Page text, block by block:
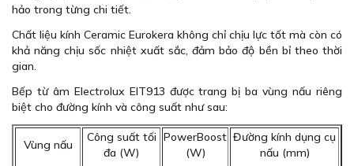
hảo trong từng chi tiết.
Chất liệu kính Ceramic Eurokera không chỉ chịu lực tốt mà còn có
khả năng chịu sốc nhiệt xuất sắc, đảm bảo độ bền bỉ theo thời
gian.
Bếp từ âm Electrolux EIT913 được trang bị ba vùng nấu riêng
biệt cho đường kính và công suất như sau:
Vùng nấu
Công suất tối
đa (W)
PowerBoost
(W)
Đường kính dụng cụ
nấu (mm)